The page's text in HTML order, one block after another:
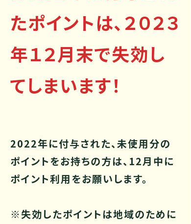
たポイントは、２０２３
年１２月末で失効し
てしまいます！
2022年に付与された、未使用分の
ポイントをお持ちの方は、12月中に
ポイント利用をお願いします。
※失効したポイントは地域のために